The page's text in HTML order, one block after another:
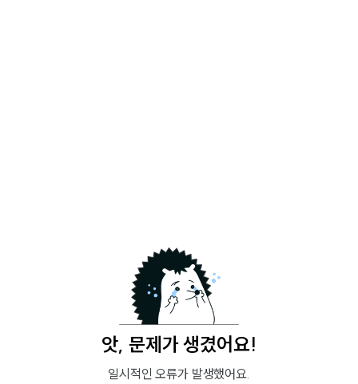
앗, 문제가 생겼어요!
일시적인 오류가 발생했어요.